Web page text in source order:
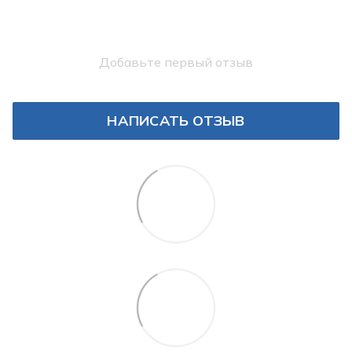
Добавьте первый отзыв
НАПИСАТЬ ОТЗЫВ